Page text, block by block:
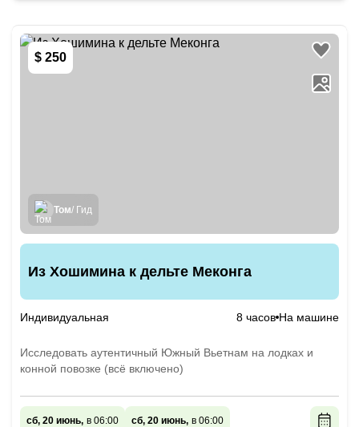
$ 250
Том/ Гид
Из Хошимина к дельте Меконга
Индивидуальная 8 часов На машине
Исследовать аутентичный Южный Вьетнам на лодках и
конной повозке (всё включено)
сб, 20 июнь, в 06:00 сб, 20 июнь, в 06:00